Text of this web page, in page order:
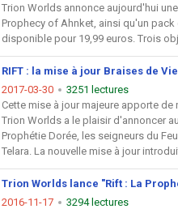
Trion Worlds annonce aujourd'hui
Prophecy of Ahnket, ainsi qu'un
disponible pour 19,99 euros. Trois
RIFT : la mise à jour Braises de
2017-03-30
3251 lectures
Cette mise à jour majeure apporte
Trion Worlds a le plaisir d'annoncer
Prophétie Dorée, les seigneurs du
Telara. La nouvelle mise à jour introduit
Trion Worlds lance "Rift : La
2016-11-17
3294 lectures